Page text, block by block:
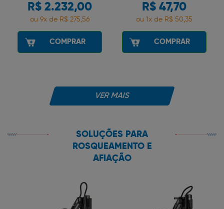
R$ 2.232,00
ou 9x de R$ 275,56
COMPRAR
R$ 47,70
ou 1x de R$ 50,35
COMPRAR
VER MAIS
SOLUÇÕES PARA
ROSQUEAMENTO E
AFIAÇÃO